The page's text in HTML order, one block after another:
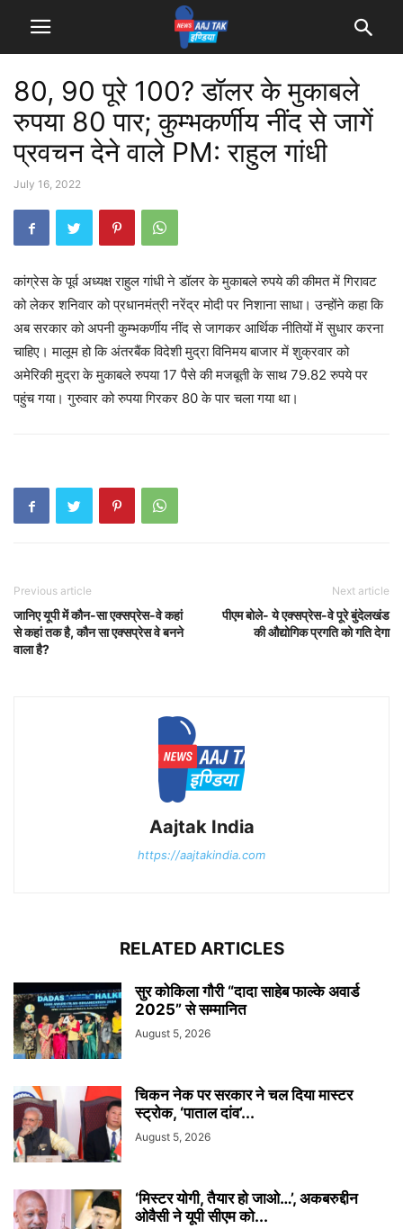
80, 90 पूरे 100? डॉलर के मुकाबले
रुपया 80 पार; कुम्भकर्णीय नींद से जागें
प्रवचन देने वाले PM: राहुल गांधी
July 16, 2022
कांग्रेस के पूर्व अध्यक्ष राहुल गांधी ने डॉलर के मुकाबले रुपये की कीमत में गिरावट
को लेकर शनिवार को प्रधानमंत्री नरेंद्र मोदी पर निशाना साधा। उन्होंने कहा कि
अब सरकार को अपनी कुम्भकर्णीय नींद से जागकर आर्थिक नीतियों में सुधार करना
चाहिए। मालूम हो कि अंतरबैंक विदेशी मुद्रा विनिमय बाजार में शुक्रवार को
अमेरिकी मुद्रा के मुकाबले रुपया 17 पैसे की मजबूती के साथ 79.82 रुपये पर
पहुंच गया। गुरुवार को रुपया गिरकर 80 के पार चला गया था।
Previous article
जानिए यूपी में कौन-सा एक्सप्रेस-वे कहां
से कहां तक है, कौन सा एक्सप्रेस वे बनने
वाला है?
Next article
पीएम बोले- ये एक्सप्रेस-वे पूरे बुंदेलखंड
की औद्योगिक प्रगति को गति देगा
Aajtak India
https://aajtakindia.com
RELATED ARTICLES
सुर कोकिला गौरी “दादा साहेब फाल्के अवार्ड
2025” से सम्मानित
August 5, 2026
चिकन नेक पर सरकार ने चल दिया मास्टर
स्ट्रोक, ‘पाताल दांव’...
August 5, 2026
‘मिस्टर योगी, तैयार हो जाओ…’, अकबरुद्दीन
ओवैसी ने यूपी सीएम को...